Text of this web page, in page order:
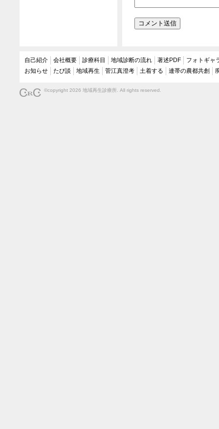
自己紹介 会社概要 診療科目 地域診断の流れ 著述PDF
フォトギャ
お知らせ
たび談 地域再生 菅江真澄考 土着する 連帯の農都共創
©copyright 2026 地域再生診療所. All rights reserved.